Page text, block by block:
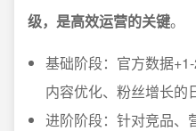
级，是高效运营的关键。
基础阶段：官方数据
内容优化、粉丝增长的
进阶阶段：针对竞品、